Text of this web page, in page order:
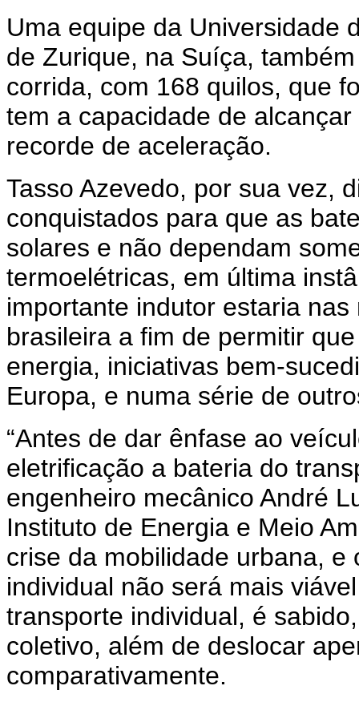
Uma equipe da Universidade
de Zurique, na Suíça,
corrida, com 168 quilos, que
tem a capacidade de
recorde de aceleração.
Tasso Azevedo, por sua vez,
conquistados para que as
solares e não dependam
termoelétricas, em última
importante indutor estaria
brasileira a fim de permitir
energia, iniciativas bem-
Europa, e numa série de
“Antes de dar ênfase ao
eletrificação a bateria do
engenheiro mecânico André
Instituto de Energia e Meio
crise da mobilidade urbana,
individual não será mais
transporte individual, é
coletivo, além de deslocar
comparativamente.